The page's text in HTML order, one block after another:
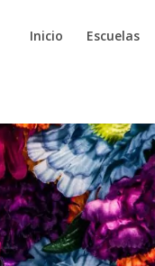
Inicio Escuelas